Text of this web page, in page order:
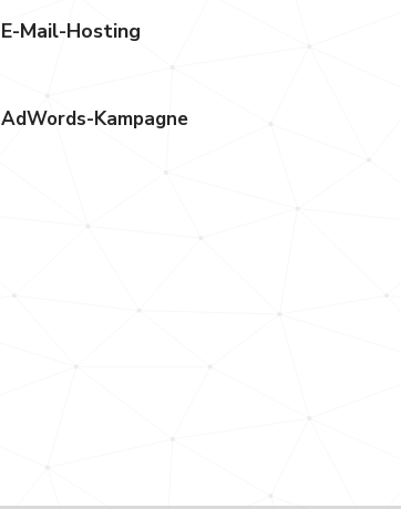
E-Mail-Hosting
AdWords-Kampagne